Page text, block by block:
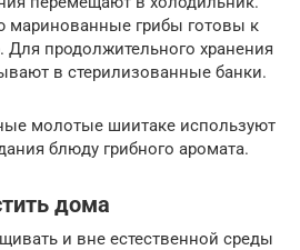
маринованные грибы готовы к
Для продолжительного хранения
в стерилизованные банки.
молотые шиитаке используют
блюду грибного аромата.
дома
и вне естественной среды